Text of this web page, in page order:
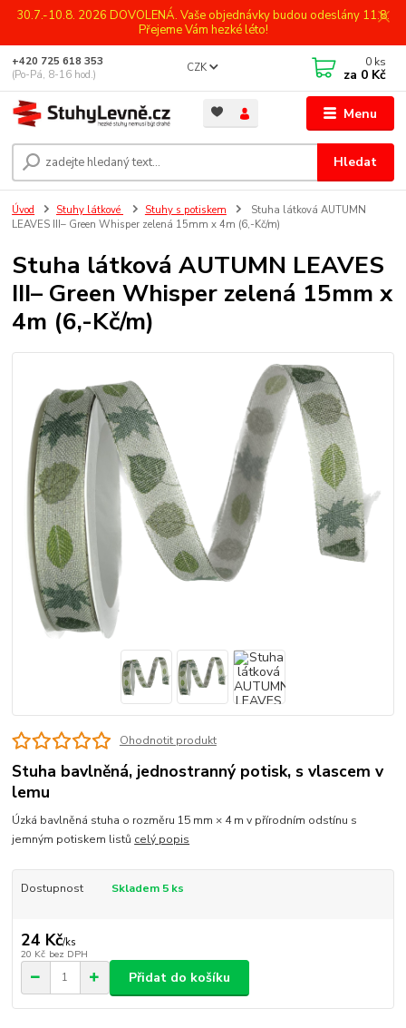
30.7.-10.8. 2026 DOVOLENÁ. Vaše objednávky budou odeslány 11.8.
Přejeme Vám hezké léto!
Menu
CZK
Hledat
+420 725 618 353
(Po-Pá, 8-16 hod.)
0 ks
za 0 Kč
Úvod Stuhy látkové Stuhy s potiskem
Stuha látková AUTUMN
LEAVES III– Green Whisper zelená 15mm x 4m (6,-Kč/m)
Stuha látková AUTUMN LEAVES
III– Green Whisper zelená 15mm x
4m (6,-Kč/m)
Ohodnotit produkt
Stuha bavlněná, jednostranný potisk, s vlascem v
lemu
Úzká bavlněná stuha o rozměru 15 mm × 4 m v přírodním odstínu s
jemným potiskem listů celý popis
Dostupnost Skladem 5 ks
24 Kč/ks
20 Kč bez DPH
Přidat do košíku